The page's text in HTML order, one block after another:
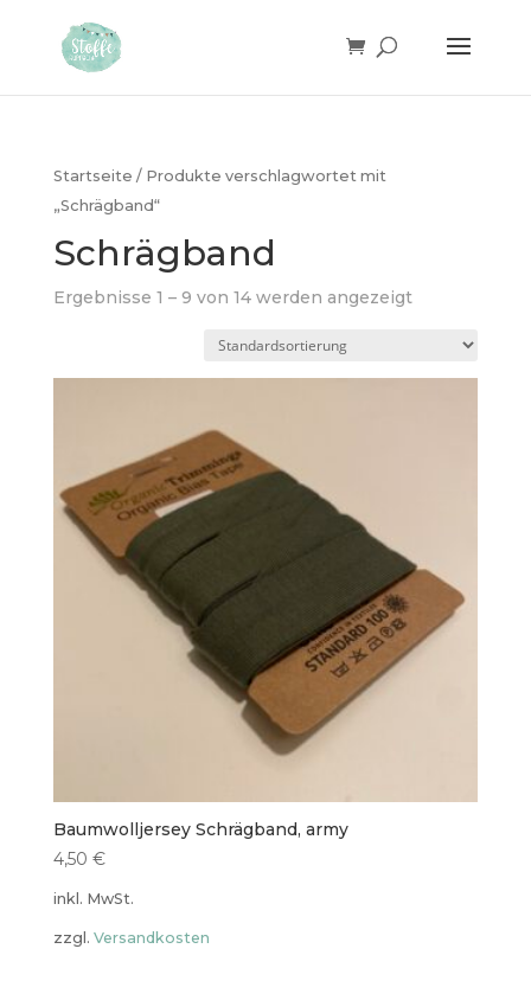
Startseite / Produkte verschlagwortet mit
„Schrägband“
Schrägband
Ergebnisse 1 – 9 von 14 werden angezeigt
Baumwolljersey Schrägband, army
4,50 €
inkl. MwSt.
zzgl. Versandkosten